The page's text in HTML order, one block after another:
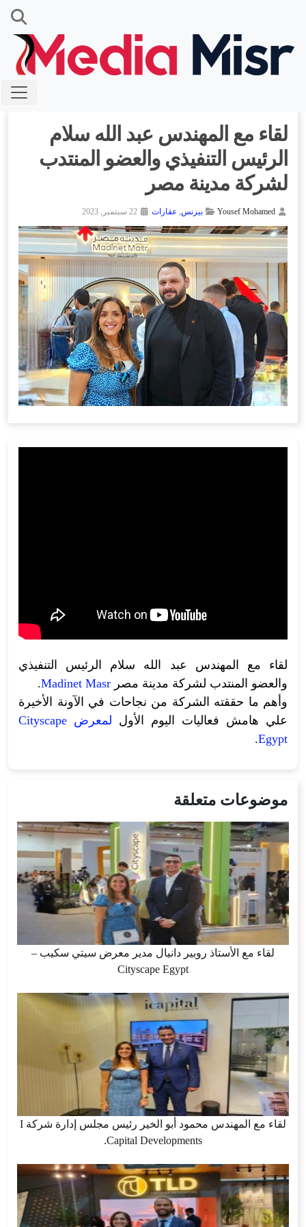
لقاء مع المهندس عبد الله سلام
الرئيس التنفيذي والعضو المنتدب
لشركة مدينة مصر
بيزنس, عقارات
لقاء مع المهندس عبد الله سلام الرئيس التنفيذي
والعضو المنتدب لشركة مدينة مصر Madinet Masr
.
وأهم ما حققته الشركة من نجاحات في الآونة الأخيرة
علي هامش فعاليات اليوم الأول
لمعرض Cityscape
Egypt
.
موضوعات متعلقة
لقاء مع الأستاذ روبير دانيال مدير معرض سيتي سكيب –
Cityscape Egypt
لقاء مع المهندس محمود أبو الخير رئيس مجلس إدارة شركة I
Capital Developments.